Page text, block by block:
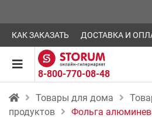
КАК ЗАКАЗАТЬ ДОСТАВКА И
8-800-770-08-48
Товары для дома
продуктов
Фольга